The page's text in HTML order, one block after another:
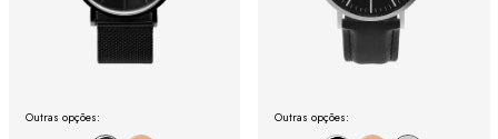
Outras opções: Outras opções: